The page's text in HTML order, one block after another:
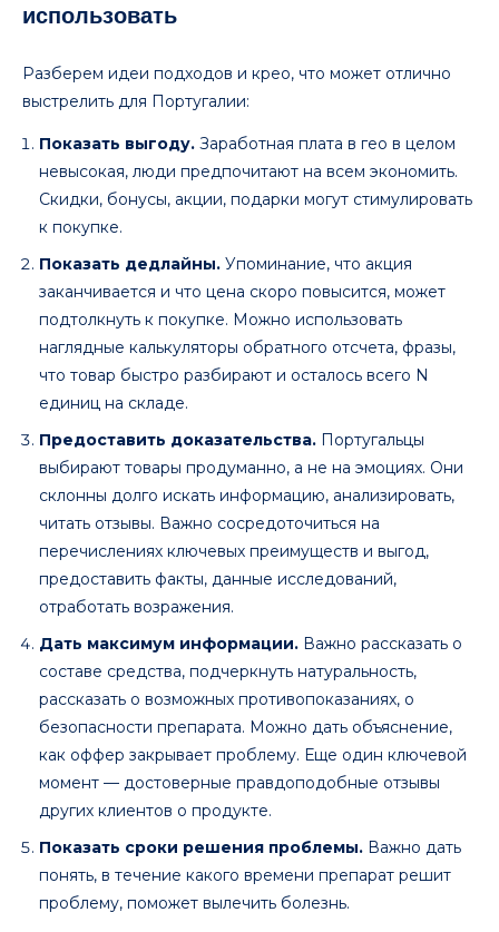
использовать
Разберем идеи подходов и крео, что может отлично
выстрелить для Португалии:
Показать выгоду. Заработная плата в гео в целом
невысокая, люди предпочитают на всем экономить.
Скидки, бонусы, акции, подарки могут стимулировать
к покупке.
Показать дедлайны. Упоминание, что акция
заканчивается и что цена скоро повысится, может
подтолкнуть к покупке. Можно использовать
наглядные калькуляторы обратного отсчета, фразы,
что товар быстро разбирают и осталось всего N
единиц на складе.
Предоставить доказательства. Португальцы
выбирают товары продуманно, а не на эмоциях. Они
склонны долго искать информацию, анализировать,
читать отзывы. Важно сосредоточиться на
перечислениях ключевых преимуществ и выгод,
предоставить факты, данные исследований,
отработать возражения.
Дать максимум информации. Важно рассказать о
составе средства, подчеркнуть натуральность,
рассказать о возможных противопоказаниях, о
безопасности препарата. Можно дать объяснение,
как оффер закрывает проблему. Еще один ключевой
момент — достоверные правдоподобные отзывы
других клиентов о продукте.
Показать сроки решения проблемы. Важно дать
понять, в течение какого времени препарат решит
проблему, поможет вылечить болезнь.